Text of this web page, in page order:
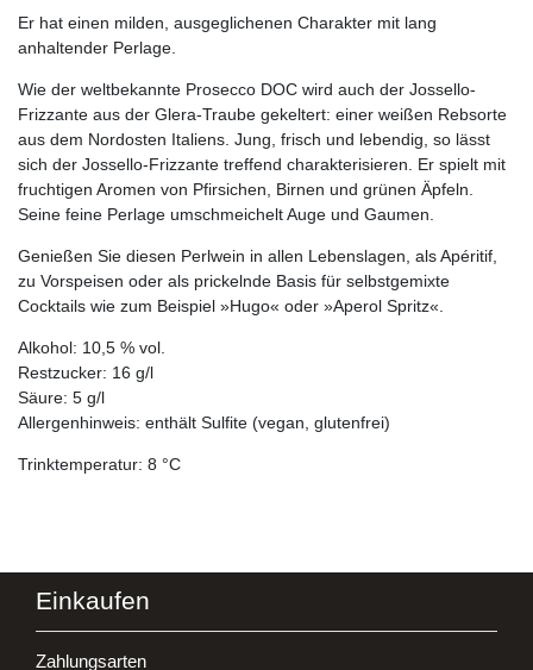
Er hat einen milden, ausgeglichenen Charakter mit lang
anhaltender Perlage.
Wie der weltbekannte Prosecco DOC wird auch der Jossello-
Frizzante aus der Glera-Traube gekeltert: einer weißen Rebsorte
aus dem Nordosten Italiens. Jung, frisch und lebendig, so lässt
sich der Jossello-Frizzante treffend charakterisieren. Er spielt mit
fruchtigen Aromen von Pfirsichen, Birnen und grünen Äpfeln.
Seine feine Perlage umschmeichelt Auge und Gaumen.
Genießen Sie diesen Perlwein in allen Lebenslagen, als Apéritif,
zu Vorspeisen oder als prickelnde Basis für selbstgemixte
Cocktails wie zum Beispiel »Hugo« oder »Aperol Spritz«.
Alkohol: 10,5 % vol.
Restzucker: 16 g/l
Säure: 5 g/l
Allergenhinweis: enthält Sulfite (vegan, glutenfrei)
Trinktemperatur: 8 °C
Einkaufen
Zahlungsarten